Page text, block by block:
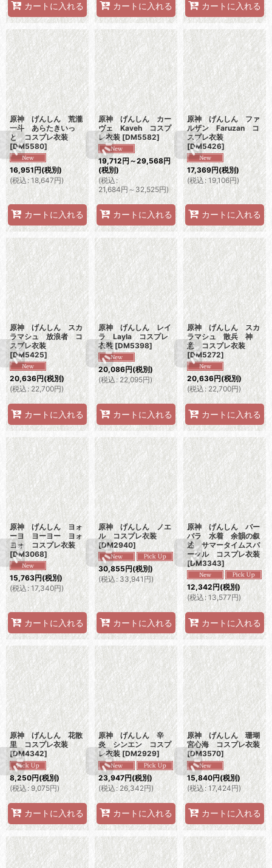
カートに入れる カートに入れる カートに入れる
原神 げんしん 荒瀧
一斗 あらたきいっ
と コスプレ衣装
[DM5580]
16,951円(税別)
(税込: 18,647円)
カートに入れる
原神 げんしん カー
ヴェ Kaveh コスプ
レ衣装 [DM5582]
19,712円 ～29,568円
(税別)
(税込:
21,684円～32,525円)
カートに入れる
原神 げんしん ファ
ルザン Faruzan コ
スプレ衣装
[DM5426]
17,369円(税別)
(税込: 19,106円)
カートに入れる
原神 げんしん スカ
ラマシュ 放浪者 コ
スプレ衣装
[DM5425]
20,636円(税別)
(税込: 22,700円)
カートに入れる
原神 げんしん レイ
ラ Layla コスプレ
衣装 [DM5398]
20,086円(税別)
(税込: 22,095円)
カートに入れる
原神 げんしん スカ
ラマシュ 散兵 神
意 コスプレ衣装
[DM5272]
20,636円(税別)
(税込: 22,700円)
カートに入れる
原神 げんしん ヨォ
ーヨ ヨーヨー ヨォ
ヨォ コスプレ衣装
[DM3068]
15,763円(税別)
(税込: 17,340円)
カートに入れる
原神 げんしん ノエ
ル コスプレ衣装
[DM2940]
30,855円(税別)
(税込: 33,941円)
カートに入れる
原神 げんしん バー
バラ 水着 余韻の叙
述 サマータイムスパ
ークル コスプレ衣装
[DM3343]
12,342円(税別)
(税込: 13,577円)
カートに入れる
原神 げんしん 花散
里 コスプレ衣装
[DM4342]
8,250円(税別)
(税込: 9,075円)
カートに入れる
原神 げんしん 辛
炎 シンエン コスプ
レ衣装 [DM2929]
23,947円(税別)
(税込 : 26,342円)
カートに入れる
原神 げんしん 珊瑚
宮心海 コスプレ衣装
[DM3570]
15,840円(税別)
(税込 : 17,424円)
カートに入れる